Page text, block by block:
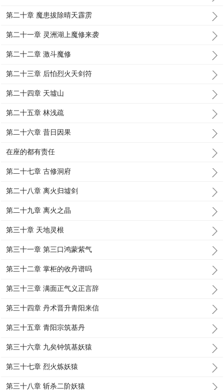
第二十章 魔患拔除晴天霹雳
第二十一章 灵洲湖上魔修来袭
第二十二章 激斗魔修
第二十三章 后怕烈火天剑符
第二十四章 天墟山
第二十五章 林浅疏
第二十六章 昔日因果
在座的都有责任
第二十七章 古修洞府
第二十八章 离火归墟剑
第二十九章 离火之晶
第三十章 天地灵根
第三十一章 第三口鸿蒙紫气
第三十二章 掌柜的收丹谱吗
第三十三章 满面正气义正言辞
第三十四章 丹术晋升青阳来信
第三十五章 青阳宗筑基丹
第三十六章 九矣钟筑基妖猿
第三十七章 烈火炼妖猿
第三十八章 斩杀二阶妖猿